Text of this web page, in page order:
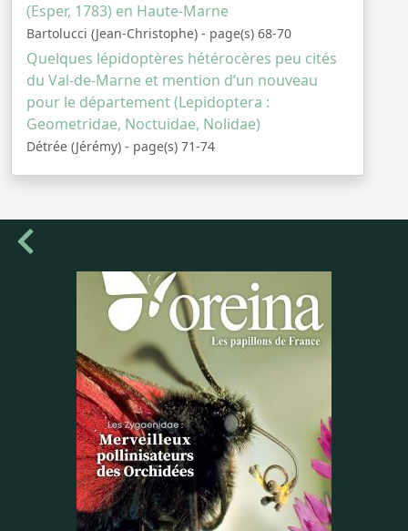
(Esper, 1783) en Haute-Marne
Bartolucci (Jean-Christophe) - page(s) 68-70
Quelques lépidoptères hétérocères peu cités
du Val-de-Marne et mention d’un nouveau
pour le département (Lepidoptera :
Geometridae, Noctuidae, Nolidae)
Détrée (Jérémy) - page(s) 71-74